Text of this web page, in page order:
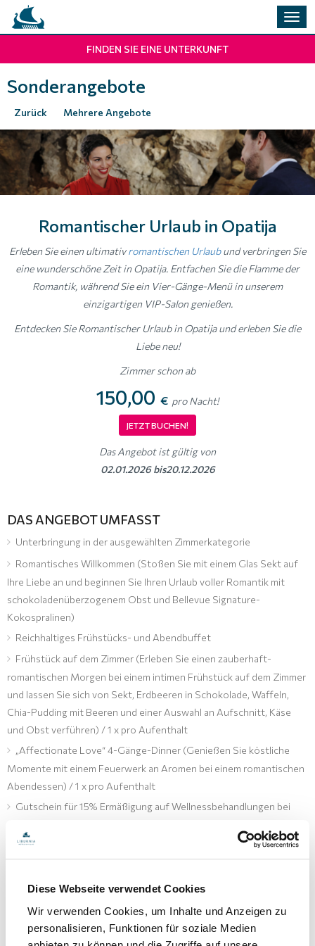
Diese Webseite verwendet Cookies
Wir verwenden Cookies, um Inhalte und Anzeigen zu
personalisieren, Funktionen für soziale Medien
FINDEN SIE EINE UNTERKUNFT
Sonderangebote
Zurück Mehrere Angebote
Romantischer Urlaub in Opatija
Erleben Sie einen ultimativromantischen Urlaubund verbringen Sie
eine wunderschöne Zeit in Opatija. Entfachen Sie die Flamme der
Romantik, während Sie ein Vier-Gänge-Menü in unserem
einzigartigen VIP-Salon genießen.
Entdecken Sie Romantischer Urlaub in Opatija und erleben Sie die
Liebe neu!
Zimmer schon ab
150,00 € pro Nacht!
JETZT BUCHEN!
Das Angebot ist gültig von
02.01.2026 bis20.12.2026
DAS ANGEBOT UMFASST
Unterbringung in der ausgewählten Zimmerkategorie
Romantisches Willkommen (Stoßen Sie mit einem Glas Sekt auf
Ihre Liebe an und beginnen Sie Ihren Urlaub voller Romantik mit
schokoladenüberzogenem Obst und Bellevue Signature-
Kokospralinen)
Reichhaltiges Frühstücks- und Abendbuffet
Frühstück auf dem Zimmer (Erleben Sie einen zauberhaft-
romantischen Morgen bei einem intimen Frühstück auf dem Zimmer
und lassen Sie sich von Sekt, Erdbeeren in Schokolade, Waffeln,
Chia-Pudding mit Beeren und einer Auswahl an Aufschnitt, Käse
und Obst verführen) / 1 x pro Aufenthalt
„Affectionate Love“ 4-Gänge-Dinner (Genießen Sie köstliche
Momente mit einem Feuerwerk an Aromen bei einem romantischen
Abendessen) / 1 x pro Aufenthalt
Gutschein für 15% Ermäßigung auf Wellnessbehandlungen bei
Romantic Spark-Massage von 20 Minuten (Lassen Sie sich mit
Wellness-Set (Bademantel, Slipper) bei Ankunft im Zimmer
Unbegrenzte Nutzung des Innenpools mit beheiztem
Meerwasser und der SPA-Zone (finnische Sauna, türkisches Bad,
Relax-Zone, Beauty- und Massageräume)